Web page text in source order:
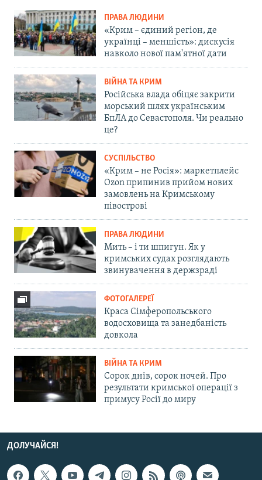
ПРАВА ЛЮДИНИ
«Крим – єдиний регіон, де
українці – меншість»: дискусія
навколо нової пам'ятної дати
ВІЙНА ТА КРИМ
Російська влада обіцяє закрити
морський шлях українським
БпЛА до Севастополя. Чи реально
це?
СУСПІЛЬСТВО
«Крим – не Росія»: маркетплейс
Ozon припинив прийом нових
замовлень на Кримському
півострові
ПРАВА ЛЮДИНИ
Мить – і ти шпигун. Як у
кримських судах розглядають
звинувачення в держзраді
ФОТОГАЛЕРЕЇ
Краса Сімферопольського
водосховища та занедбаність
довкола
ВІЙНА ТА КРИМ
Сорок днів, сорок ночей. Про
результати кримської операції з
примусу Росії до миру
ДОЛУЧАЙСЯ!